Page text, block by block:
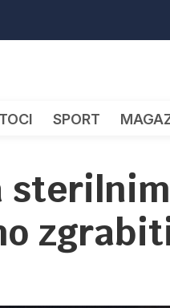
SPORT
sterilnim